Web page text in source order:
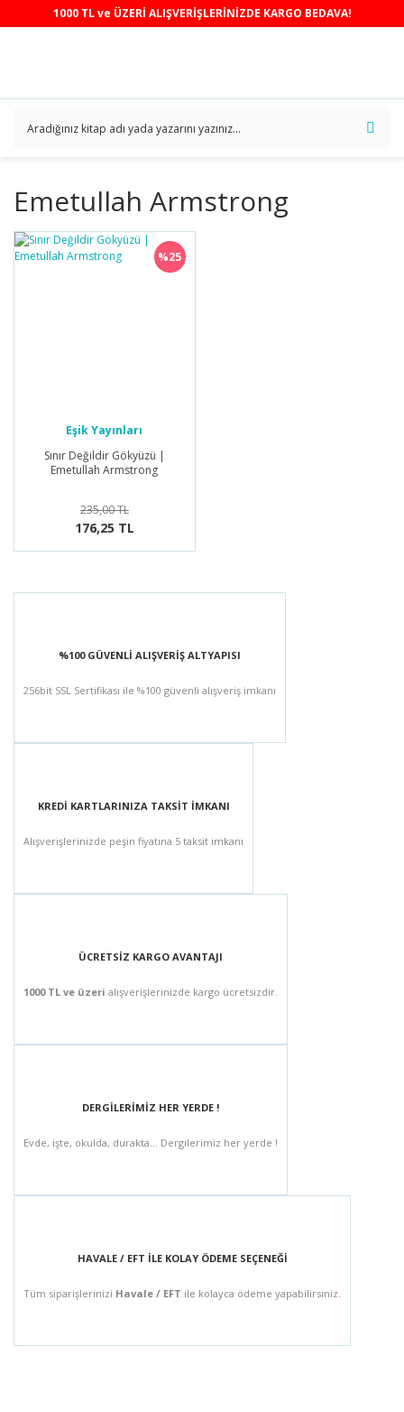
1000 TL ve ÜZERİ ALIŞVERİŞLERİNİZDE KARGO BEDAVA!
Emetullah Armstrong
%25
Eşik Yayınları
Sınır Değildir Gökyüzü |
Emetullah Armstrong
235,00 TL
176,25 TL
%100 GÜVENLİ ALIŞVERİŞ ALTYAPISI
256bit SSL Sertifikası ile %100 güvenli alışveriş imkanı
KREDİ KARTLARINIZA TAKSİT İMKANI
Alışverişlerinizde peşin fiyatına 5 taksit imkanı
ÜCRETSİZ KARGO AVANTAJI
1000 TL ve üzeri alışverişlerinizde kargo ücretsizdir.
DERGİLERİMİZ HER YERDE !
Evde, işte, okulda, durakta... Dergilerimiz her yerde !
HAVALE / EFT İLE KOLAY ÖDEME SEÇENEĞİ
Tüm siparişlerinizi Havale / EFT ile kolayca ödeme yapabilirsiniz.